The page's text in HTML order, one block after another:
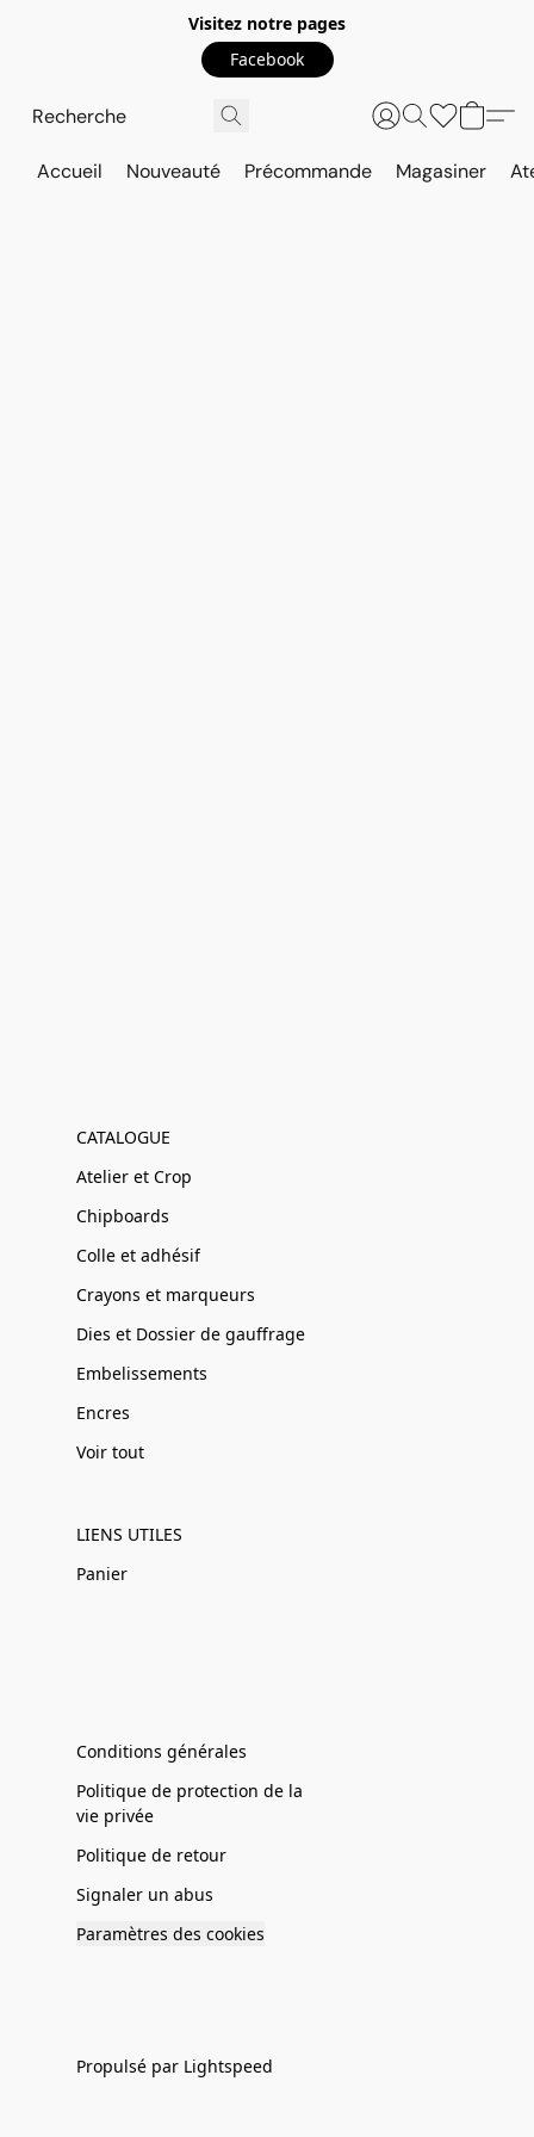
Visitez notre pages
Facebook
Accueil Nouveauté Précommande Magasiner
CATALOGUE
Atelier et Crop
Chipboards
Colle et adhésif
Crayons et marqueurs
Dies et Dossier de gauffrage
Embelissements
Encres
Voir tout
LIENS UTILES
Panier
Conditions générales
Politique de protection de la
vie privée
Politique de retour
Signaler un abus
Paramètres des cookies
Propulsé par Lightspeed